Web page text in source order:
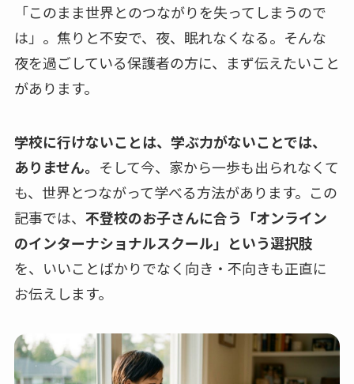
「このまま世界とのつながりを失ってしまうので
は」。焦りと不安で、夜、眠れなくなる。そんな
夜を過ごしている保護者の方に、まず伝えたいこと
があります。
学校に行けないことは、学ぶ力がないことでは、
ありません。 そして今、家から一歩も出られなくて
も、世界とつながって学べる方法があります。この
記事では、 不登校のお子さんに合う「オンライン
のインターナショナルスクール」という選択肢
を、いいことばかりでなく向き・不向きも正直に
お伝えします。